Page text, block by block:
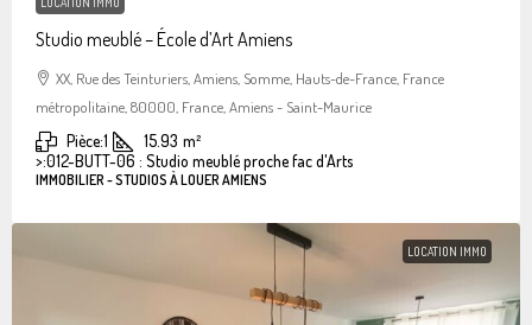
Studio meublé – École d’Art Amiens
XX, Rue des Teinturiers, Amiens, Somme, Hauts-de-France, France
métropolitaine, 80000, France, Amiens - Saint-Maurice
Pièce:1 15.93 m²
>:012-BUTT-06 : Studio meublé proche fac d'Arts
IMMOBILIER - STUDIOS À LOUER AMIENS
LOCATION IMMO